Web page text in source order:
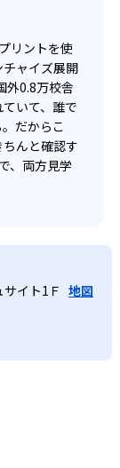
リントを使
ャイズ展開
外0.8万校舎
いて、誰で
だからこ
んと確認す
、両方見学
イト1Ｆ 地図